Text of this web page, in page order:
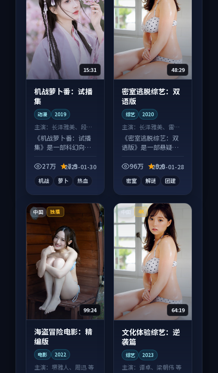
15:31
机战萝卜番：试播
集
动漫 2019
主演： 长泽雅美、段奕
宏 等
《机战萝卜番：试播
集》是一部科幻向动
息量大，适合沉浸式
27万 7.9
2025-01-30
机战 萝卜 热血
48:29
密室逃脱综艺：双
语版
综艺 2020
主演：长泽雅美、雷佳
音 等
《密室逃脱综艺：双
语版》是一部悬疑向
发酵，适合周末一口
96万 9.0
2025-01-28
密室 解谜 团建
中国 独播
99:24
海盗冒险电影：精
编版
电影 2022
主演： 堺雅人、周迅 等
中国 4K
64:19
文化体验综艺：逆
袭篇
综艺 2023
主演：谭卓、梁朝伟 等